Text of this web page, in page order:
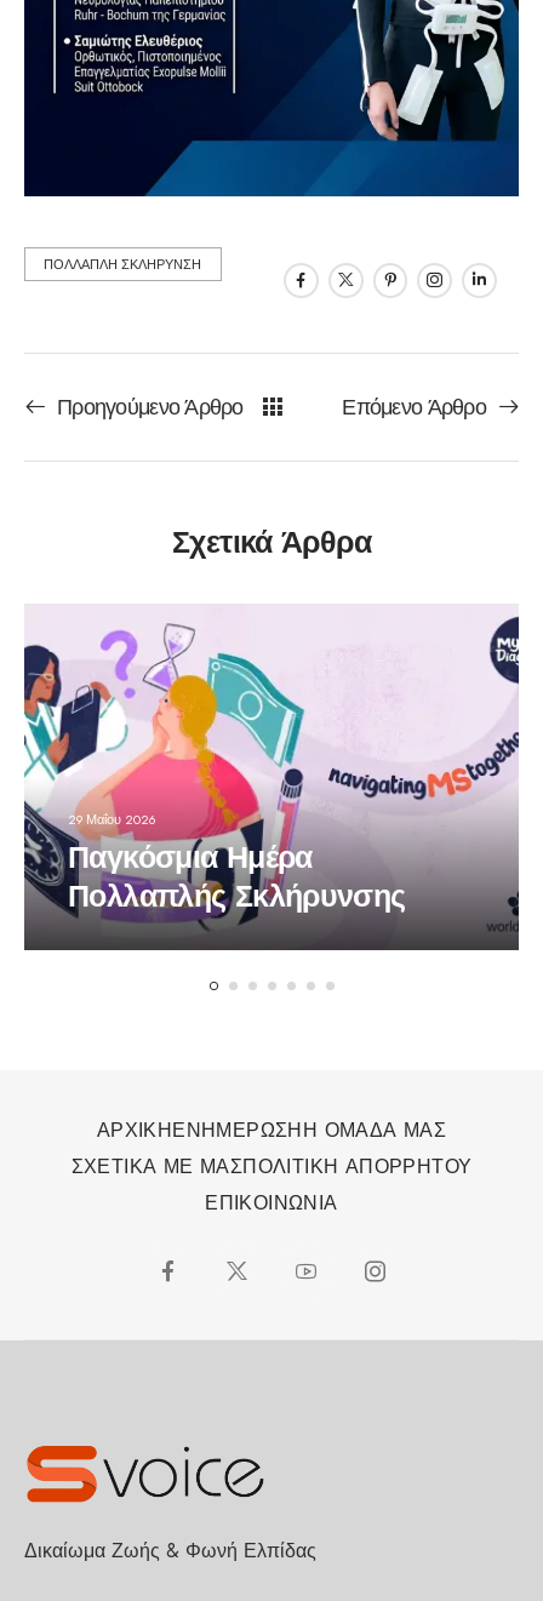
ΠΟΛΛΑΠΛΗ ΣΚΛΗΡΥΝΣΗ
Προηγούμενο Άρθρο Επόμενο Άρθρο
Σχετικά Άρθρα
29 Μαΐου 2026
Παγκόσμια Ημέρα
Πολλαπλής Σκλήρυνσης
ΑΡΧΙΚΗΕΝΗΜΕΡΩΣΗΗ ΟΜΑΔΑ ΜΑΣ
ΣΧΕΤΙΚΑ ΜΕ ΜΑΣΠΟΛΙΤΙΚΗ ΑΠΟΡΡΗΤΟΥ
ΕΠΙΚΟΙΝΩΝΙΑ
Δικαίωμα Ζωής & Φωνή Ελπίδας